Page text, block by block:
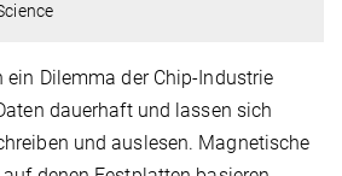
ein Dilemma der Chip-Industrie
dauerhaft und lassen sich
und auslesen. Magnetische